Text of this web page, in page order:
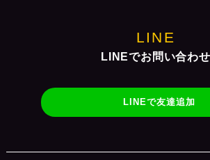
LINE
LINEでお問い合わせ
LINEで友達追加